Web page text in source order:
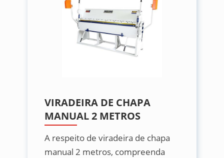
VIRADEIRA DE CHAPA
MANUAL 2 METROS
A respeito de viradeira de chapa
manual 2 metros, compreenda